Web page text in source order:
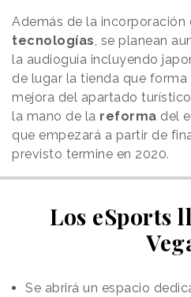
Además de la incorporación
tecnologías, se planean
la audioguía incluyendo
de lugar la tienda que
mejora del apartado
la mano de la reforma del
que empezará a partir de
previsto termine en 2020.
Los eSports
Se abrirá un espacio